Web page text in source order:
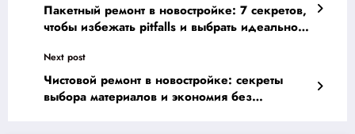
Пакетный ремонт в новостройке: 7 секретов,
чтобы избежать pitfalls и выбрать идеальное
Next post
Чистовой ремонт в новостройке: секреты
выбора материалов и экономия без